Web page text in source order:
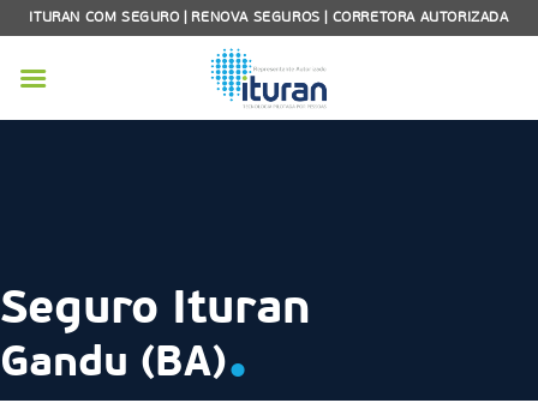
Skip
content
ITURAN COM SEGURO | RENOVA SEGUROS | CORRETORA AUTORIZADA
Seguro Ituran
Gandu (BA).